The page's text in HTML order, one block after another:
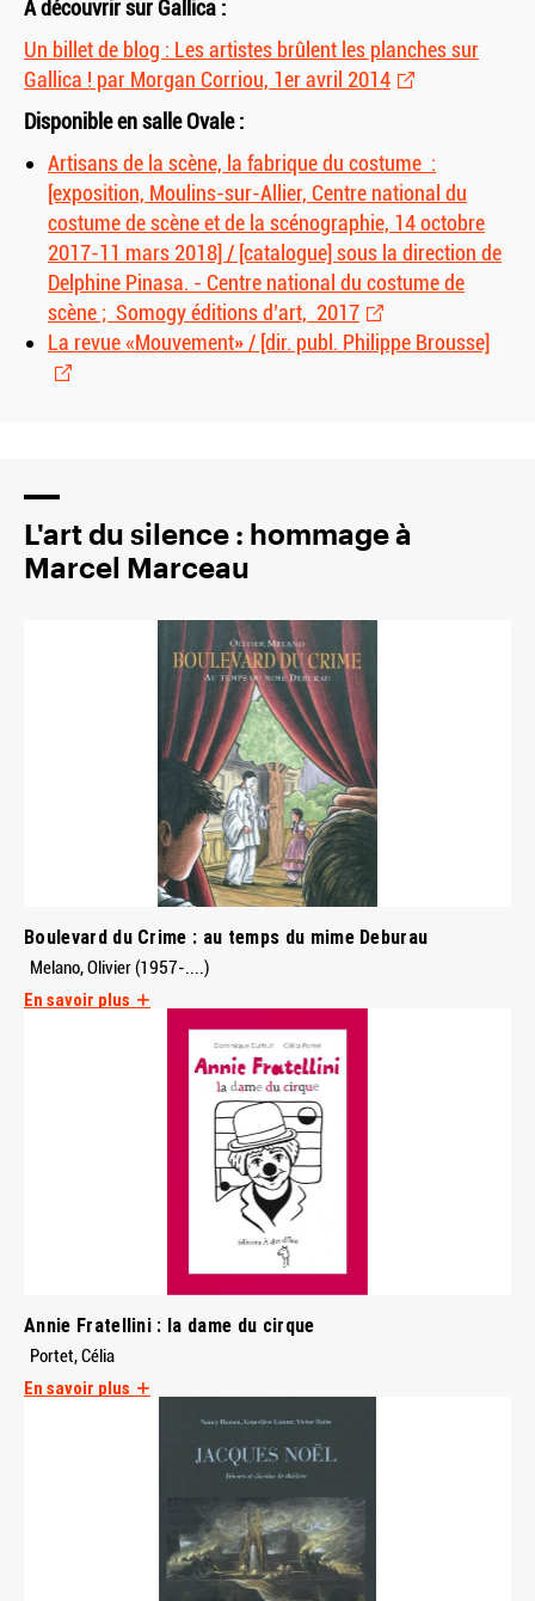
A découvrir sur Gallica :
Un billet de blog : Les artistes brûlent les planches sur
Gallica ! par Morgan Corriou, 1er avril 2014
Disponible en salle Ovale :
Artisans de la scène, la fabrique du costume :
[exposition, Moulins-sur-Allier, Centre national du
costume de scène et de la scénographie, 14 octobre
2017-11 mars 2018] / [catalogue] sous la direction de
Delphine Pinasa. - Centre national du costume de
scène ; Somogy éditions d’art, 2017
La revue «Mouvement» / [dir. publ. Philippe Brousse]
L'art du silence : hommage à
Marcel Marceau
Boulevard du Crime : au temps du mime Deburau
Melano, Olivier (1957-....)
En savoir plus
Annie Fratellini : la dame du cirque
Portet, Célia
En savoir plus